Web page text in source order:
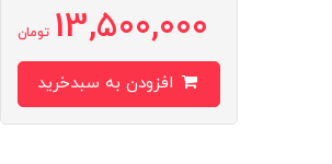
13,500,000 تومان